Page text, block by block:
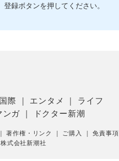
登録ボタンを押してください。
国際 エンタメ
ライフ
ンガ ドクター新潮
｜著作権・リンク ご購入 ｜免責事項
式会社新潮社